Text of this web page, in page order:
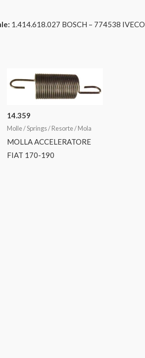
1.414.618.027 BOSCH – 774538 IVECO
14.359
Molle / Springs / Resorte / Mola
MOLLA ACCELERATORE
FIAT 170-190